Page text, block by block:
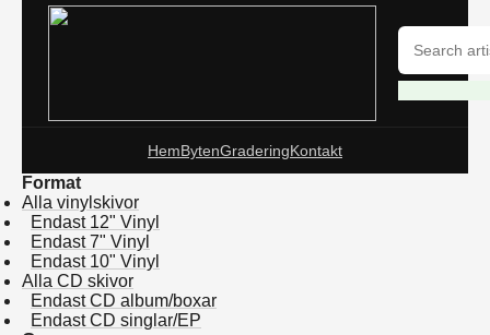
HemBytenGraderingKontakt
Format
Alla vinylskivor
Endast 12" Vinyl
Endast 7" Vinyl
Endast 10" Vinyl
Alla CD skivor
Endast CD album/boxar
Endast CD singlar/EP